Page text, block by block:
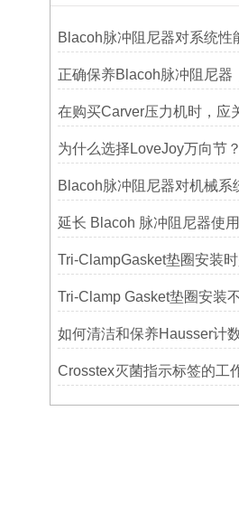
为什么选择LoveJoy万向节？